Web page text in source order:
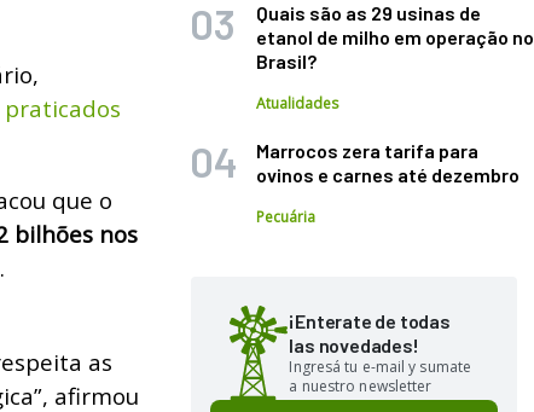
que o
bilhões nos
as
afirmou
Quais são as 29 usinas de
etanol de milho em operação no
Brasil?
Atualidades
Marrocos zera tarifa para
ovinos e carnes até dezembro
Pecuária
¡Enterate de todas
las novedades!
Ingresá tu e-mail y sumate
a nuestro newsletter